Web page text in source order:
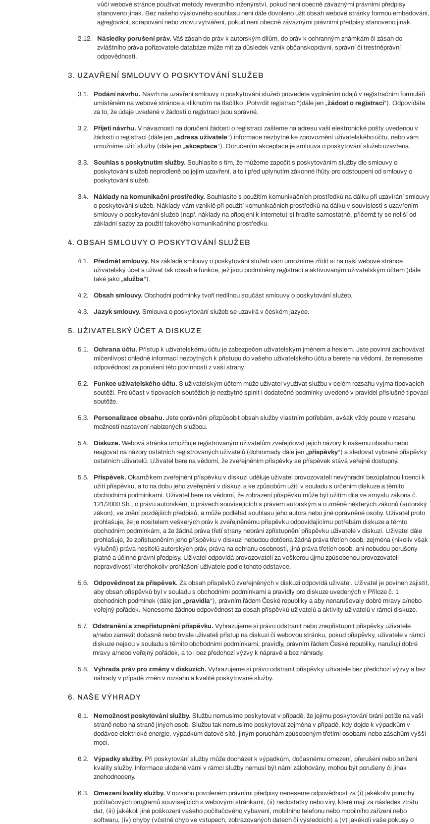
vůči webové stránce používat metody reverzního inženýrství, pokud není obecně závaznými právními předpisy
stanoveno jinak. Bez našeho výslovného souhlasu není dále dovoleno užít obsah webové stránky formou embedování,
agregování, scrapování nebo znovu vytváření, pokud není obecně závaznými právními předpisy stanoveno jinak.
2.12. Následky porušení práv. Váš zásah do práv k autorským dílům, do práv k ochranným známkám či zásah do
zvláštního práva pořizovatele databáze může mít za důsledek vznik občanskoprávní, správní či trestněprávní
odpovědnosti.
3. UZAVŘENÍ SMLOUVY O POSKYTOVÁNÍ SLUŽEB
3.1. Podání návrhu. Návrh na uzavření smlouvy o poskytování služeb provedete vyplněním údajů v registračním formuláři
umístěném na webové stránce a kliknutím na tlačítko „Potvrdit registraci“(dále jen „žádost o registraci“). Odpovídáte
za to, že údaje uvedené v žádosti o registraci jsou správné.
3.2. Přijetí návrhu. V návaznosti na doručení žádosti o registraci zašleme na adresu vaší elektronické pošty uvedenou v
žádosti o registraci (dále jen „adresa uživatele“) informace nezbytné ke zprovoznění uživatelského účtu, nebo vám
umožníme užití služby (dále jen „akceptace“). Doručením akceptace je smlouva o poskytování služeb uzavřena.
3.3. Souhlas s poskytnutím služby. Souhlasíte s tím, že můžeme započít s poskytováním služby dle smlouvy o
poskytování služeb neprodleně po jejím uzavření, a to i před uplynutím zákonné lhůty pro odstoupení od smlouvy o
poskytování služeb.
3.4. Náklady na komunikační prostředky. Souhlasíte s použitím komunikačních prostředků na dálku při uzavírání smlouvy
o poskytování služeb. Náklady vám vzniklé při použití komunikačních prostředků na dálku v souvislosti s uzavřením
smlouvy o poskytování služeb (např. náklady na připojení k internetu) si hradíte samostatně, přičemž ty se neliší od
základní sazby za použití takového komunikačního prostředku.
4. OBSAH SMLOUVY O POSKYTOVÁNÍ SLUŽEB
4.1. Předmět smlouvy. Na základě smlouvy o poskytování služeb vám umožníme zřídit si na naší webové stránce
uživatelský účet a užívat tak obsah a funkce, jež jsou podmíněny registrací a aktivovaným uživatelským účtem (dále
také jako „služba“).
4.2. Obsah smlouvy. Obchodní podmínky tvoří nedílnou součást smlouvy o poskytování služeb.
4.3. Jazyk smlouvy. Smlouva o poskytování služeb se uzavírá v českém jazyce.
5. UŽIVATELSKÝ ÚČET A DISKUZE
5.1. Ochrana účtu. Přístup k uživatelskému účtu je zabezpečen uživatelským jménem a heslem. Jste povinni zachovávat
mlčenlivost ohledně informací nezbytných k přístupu do vašeho uživatelského účtu a berete na vědomí, že neneseme
odpovědnost za porušení této povinnosti z vaší strany.
5.2. Funkce uživatelského účtu. S uživatelským účtem může uživatel využívat službu v celém rozsahu vyjma tipovacích
soutěží. Pro účast v tipovacích soutěžích je nezbytné splnit i dodatečné podmínky uvedené v pravidel příslušné tipovací
soutěže.
5.3. Personalizace obsahu. Jste oprávněni přizpůsobit obsah služby vlastním potřebám, avšak vždy pouze v rozsahu
možností nastavení nabízených službou.
5.4. Diskuze. Webová stránka umožňuje registrovaným uživatelům zveřejňovat jejich názory k našemu obsahu nebo
reagovat na názory ostatních registrovaných uživatelů (dohromady dále jen „příspěvky“) a sledovat vybrané příspěvky
ostatních uživatelů. Uživatel bere na vědomí, že zveřejněním příspěvky se příspěvek stává veřejně dostupný.
5.5. Příspěvek. Okamžikem zveřejnění příspěvku v diskuzi uděluje uživatel provozovateli nevýhradní bezúplatnou licenci k
užití příspěvku, a to na dobu jeho zveřejnění v diskuzi a ke způsobům užití v souladu s určením diskuze a těmito
obchodními podmínkami. Uživatel bere na vědomí, že zobrazení příspěvku může být užitím díla ve smyslu zákona č.
121/2000 Sb., o právu autorském, o právech souvisejících s právem autorským a o změně některých zákonů (autorský
zákon), ve znění pozdějších předpisů, a může podléhat souhlasu jeho autora nebo jiné oprávněné osoby. Uživatel proto
prohlašuje, že je nositelem veškerých práv k zveřejněnému příspěvku odpovídajícímu potřebám diskuze a těmto
obchodním podmínkám, a že žádná práva třetí strany nebrání zpřístupnění příspěvku uživatele v diskuzi. Uživatel dále
prohlašuje, že zpřístupněním jeho příspěvku v diskuzi nebudou dotčena žádná práva třetích osob, zejména (nikoliv však
výlučně) práva nositelů autorských práv, práva na ochranu osobnosti, jiná práva třetích osob, ani nebudou porušeny
platné a účinné právní předpisy. Uživatel odpovídá provozovateli za veškerou újmu způsobenou provozovateli
nepravdivostí kteréhokoliv prohlášení uživatele podle tohoto odstavce.
5.6. Odpovědnost za příspěvek. Za obsah příspěvků zveřejněných v diskuzi odpovídá uživatel. Uživatel je povinen zajistit,
aby obsah příspěvků byl v souladu s obchodními podmínkami a pravidly pro diskuze uvedených v Příloze č. 1
obchodních podmínek (dále jen „pravidla“), právním řádem České republiky a aby nenarušovaly dobré mravy a/nebo
veřejný pořádek. Neneseme žádnou odpovědnost za obsah příspěvků uživatelů a aktivity uživatelů v rámci diskuze.
5.7. Odstranění a znepřístupnění příspěvku. Vyhrazujeme si právo odstranit nebo znepřístupnit příspěvky uživatele
a/nebo zamezit dočasně nebo trvale uživateli přístup na diskuzi či webovou stránku, pokud příspěvky, uživatele v rámci
diskuze nejsou v souladu s těmito obchodními podmínkami, pravidly, právním řádem České republiky, narušují dobré
mravy a/nebo veřejný pořádek, a to i bez předchozí výzvy k nápravě a bez náhrady.
5.8. Výhrada práv pro změny v diskuzích. Vyhrazujeme si právo odstranit příspěvky uživatele bez předchozí výzvy a bez
náhrady v případě změn v rozsahu a kvalitě poskytované služby.
6. NAŠE VÝHRADY
6.1. Nemožnost poskytování služby. Službu nemusíme poskytovat v případě, že jejímu poskytování brání potíže na vaší
straně nebo na straně jiných osob. Službu tak nemusíme poskytovat zejména v případě, kdy dojde k výpadkům v
dodávce elektrické energie, výpadkům datové sítě, jiným poruchám způsobeným třetími osobami nebo zásahům vyšší
moci.
6.2. Výpadky služby. Při poskytování služby může docházet k výpadkům, dočasnému omezení, přerušení nebo snížení
kvality služby. Informace uložené vámi v rámci služby nemusí být námi zálohovány, mohou být porušeny či jinak
znehodnoceny.
6.3. Omezení kvality služby. V rozsahu povoleném právními předpisy neneseme odpovědnost za (i) jakékoliv poruchy
počítačových programů souvisejících s webovými stránkami, (ii) nedostatky nebo viry, které mají za následek ztrátu
dat, (iii) jakékoli jiné poškození vašeho počítačového vybavení, mobilního telefonu nebo mobilního zařízení nebo
softwaru, (iv) chyby (včetně chyb ve vstupech, zobrazovaných datech či výsledcích) a (v) jakékoli vaše pokusy o